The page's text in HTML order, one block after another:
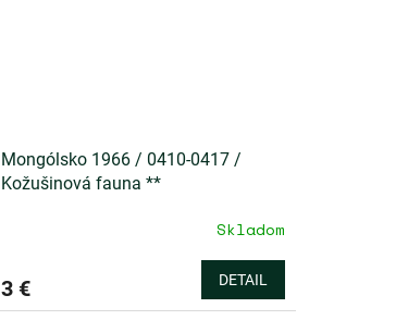
Mongólsko 1966 / 0410-0417 /
Kožušinová fauna **
Skladom
3 € DETAIL